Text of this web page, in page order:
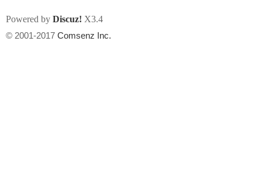
州
Powered by Discuz! X3.4
© 2001-2017 Comsenz Inc.